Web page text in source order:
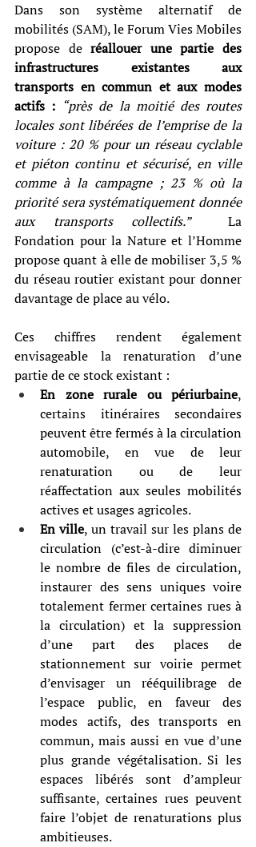
Dans son système alternatif de
mobilités (SAM), le Forum Vies Mobiles
propose de réallouer une partie des
infrastructures existantes aux
transports en commun et aux modes
actifs : “près de la moitié des routes
locales sont libérées de l’emprise de la
voiture : 20 % pour un réseau cyclable
et piéton continu et sécurisé, en ville
comme à la campagne ; 23 % où la
priorité sera systématiquement donnée
aux transports collectifs.” La
Fondation pour la Nature et l’Homme
propose quant à elle de mobiliser 3,5 %
du réseau routier existant pour donner
davantage de place au vélo.
Ces chiffres rendent également
envisageable la renaturation d’une
partie de ce stock existant :
En zone rurale ou périurbaine,
certains itinéraires secondaires
peuvent être fermés à la circulation
automobile, en vue de leur
renaturation ou de leur
réaffectation aux seules mobilités
actives et usages agricoles.
En ville, un travail sur les plans de
circulation (c’est-à-dire diminuer
le nombre de files de circulation,
instaurer des sens uniques voire
totalement fermer certaines rues à
la circulation) et la suppression
d’une part des places de
stationnement sur voirie permet
d’envisager un rééquilibrage de
l’espace public, en faveur des
modes actifs, des transports en
commun, mais aussi en vue d’une
plus grande végétalisation. Si les
espaces libérés sont d’ampleur
suffisante, certaines rues peuvent
faire l’objet de renaturations plus
ambitieuses.